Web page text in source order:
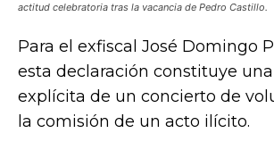
actitud celebratoria tras la vacancia de Pedro Castillo.
Para el exfiscal José Domingo
esta declaración constituye
explícita de un concierto de
la comisión de un acto ilícito.